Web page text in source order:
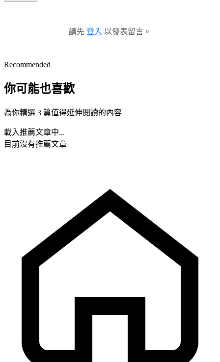
請先 登入 以發表留言。
Recommended
你可能也喜歡
為你精選 3 篇值得延伸閱讀的內容
載入推薦文章中...
目前沒有推薦文章